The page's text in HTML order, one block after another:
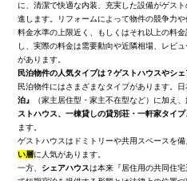
に、清潔で快適な内装、充実した設備がゲス
進します。リフォームによって物件の競争力
料金水準の上限近く、もしくはそれ以上の料
し、実際の料金は需要動向や近隣相場、レビ
があります。
民泊物件の人気タイプは？ゲストハウスやシ
民泊物件にはさまざまなタイプがあります。
泊』
（家主居住型・家主不在型など）に加え
ストハウス、一棟貸しの貸別荘・一軒家タイ
ます。
ゲストハウスはドミトリーや共用スペースを
い層に人気があります。
一方、 シェアハウスは本来『居住用の共同住